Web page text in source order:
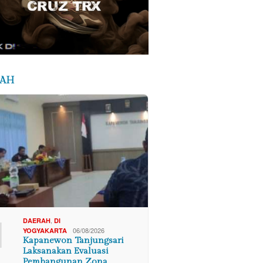
DAERAH,DI
YOGYAKARTA
06/08/2026
Kapanewon Tanjungsari
Laksanakan Evaluasi